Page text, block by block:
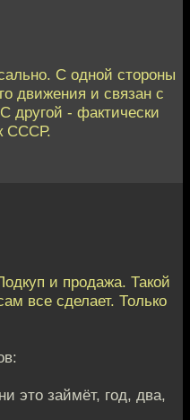
С одной стороны
движения и связан с
другой - фактически
СССР.
и продажа. Такой
все сделает. Только
это займёт, год, два,